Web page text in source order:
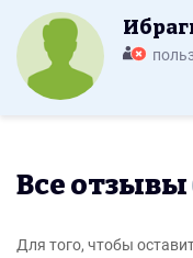
Все отзывы
Для того, чтобы